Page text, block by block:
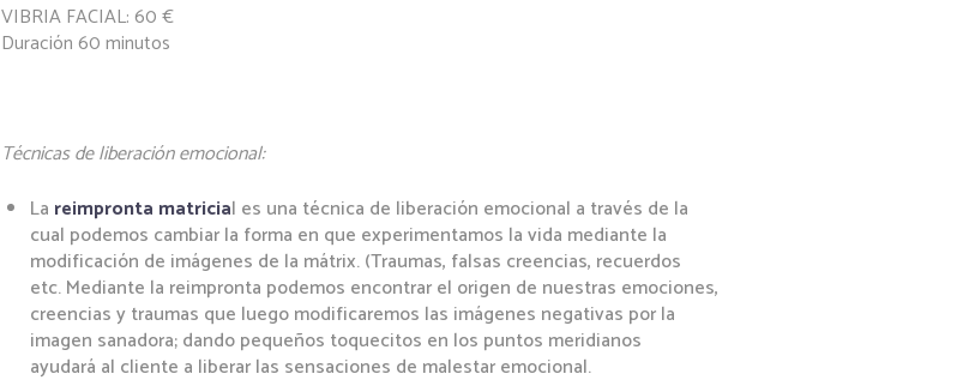
VIBRIA FACIAL: 60 €
Duración 60 minutos
Técnicas de liberación emocional:
La reimpronta matricial es una técnica de liberación emocional a través de la
cual podemos cambiar la forma en que experimentamos la vida mediante la
modificación de imágenes de la mátrix. (Traumas, falsas creencias, recuerdos
etc. Mediante la reimpronta podemos encontrar el origen de nuestras emociones,
creencias y traumas que luego modificaremos las imágenes negativas por la
imagen sanadora; dando pequeños toquecitos en los puntos meridianos
ayudará al cliente a liberar las sensaciones de malestar emocional.